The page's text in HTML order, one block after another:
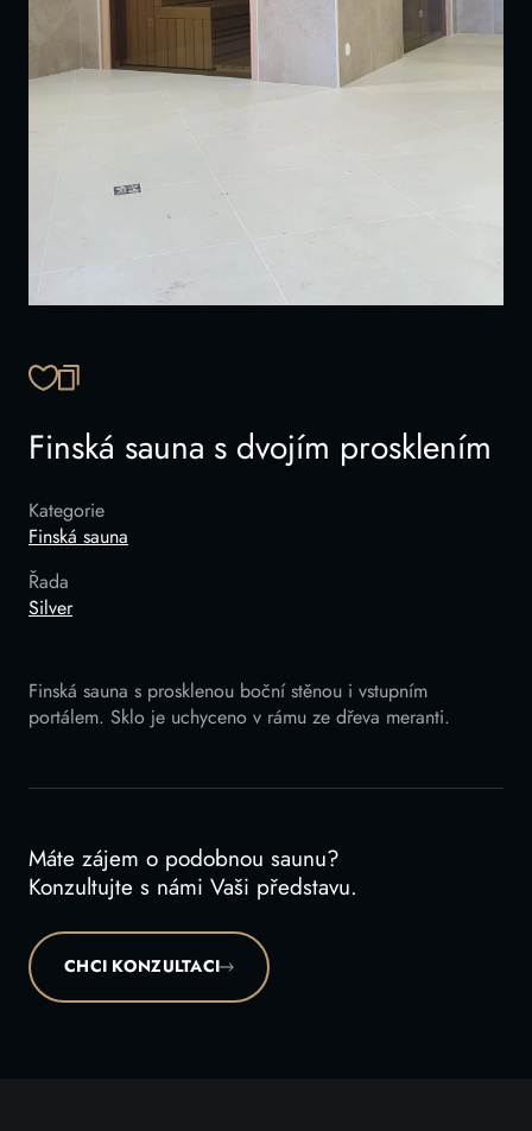
ZKOPÍROVAT ODKAZ
Finská sauna s dvojím prosklením
Kategorie
Finská sauna
Řada
Silver
Finská sauna s prosklenou boční stěnou i vstupním
portálem. Sklo je uchyceno v rámu ze dřeva meranti.
Máte zájem o podobnou saunu?
Konzultujte s námi Vaši představu.
CHCI KONZULTACI